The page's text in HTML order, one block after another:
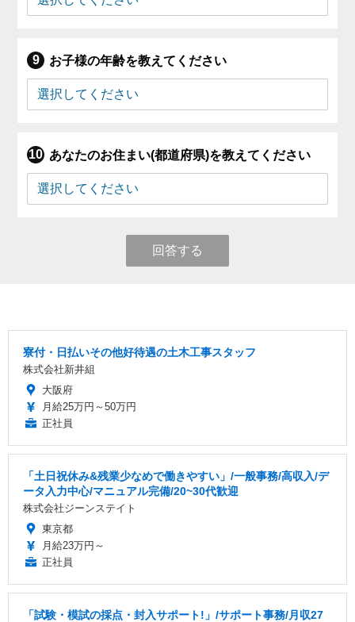
お子様の年齢を教えてください
あなたのお住まい(都道府県)を教えてください
回答する
寮付・日払いその他好待遇の土木工事スタッフ
株式会社新井組
大阪府
月給25万円～50万円
正社員
「土日祝休み&残業少なめで働きやすい」/一般事務/高収入/デ
ータ入力中心/マニュアル完備/20~30代歓迎
株式会社ジーンステイト
東京都
月給23万円～
正社員
「試験・模試の採点・封入サポート!」/サポート事務/月収27